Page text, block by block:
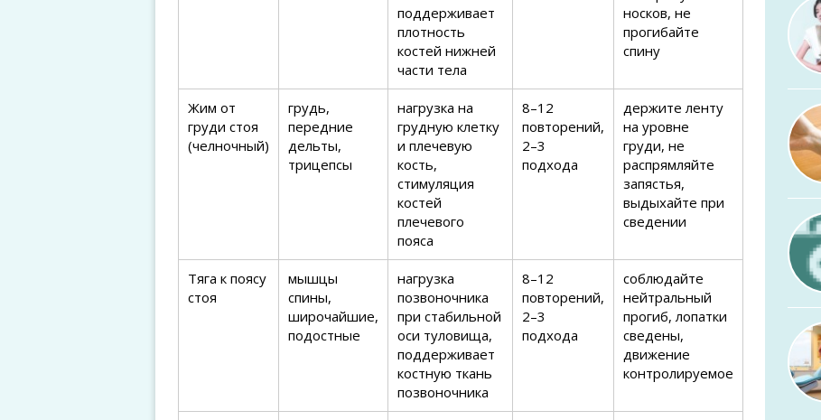
поддерживает
плотность
костей нижней
части тела
носков, не
прогибайте
спину
Жим от
груди стоя
(челночный)
грудь,
передние
дельты,
трицепсы
нагрузка на
грудную клетку
и плечевую
кость,
стимуляция
костей
плечевого
пояса
8–12
повторений,
2–3
подхода
держите ленту
на уровне
груди, не
распрямляйте
запястья,
выдыхайте при
сведении
Тяга к поясу
стоя
мышцы
спины,
широчайшие,
подостные
нагрузка
позвоночника
при стабильной
оси туловища,
поддерживает
костную ткань
позвоночника
8–12
повторений,
2–3
подхода
соблюдайте
нейтральный
прогиб, лопатки
сведены,
движение
контролируемое